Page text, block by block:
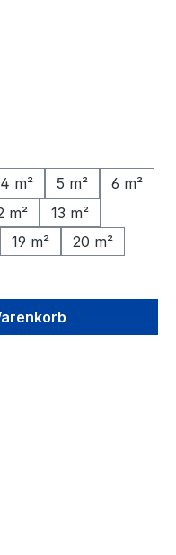
4 m² 5 m²
6 m²
m²
13 m²
19 m²
20 m²
Wert